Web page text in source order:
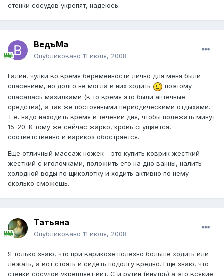
стенки сосудов укрепят, надеюсь.
ВедъМа
Опубликовано 11 июля, 2008
Галин, чулки во время беременности лично для меня были
спасением, но долго не могла в них ходить
поэтому
спасалась мазилками (в то время это были аптечные
средства), а так же постоянными периодическими отдыхами.
Т.е. надо находить время в течении дня, чтобы полежать минут
15-20. К тому же сейчас жарко, кровь сгущается,
соответственно и варикоз обостряется.
Еще отличный массаж ножек - это купить коврик жесткий-
жесткий с иголочками, положить его на дно ванны, налить
холодной воды по щиколотку и ходить активно по нему
сколько сможешь.
Татьяна
Опубликовано 11 июля, 2008
Я только знаю, что при варикозе полезно больше ходить или
лежать, а вот стоять и сидеть подолгу вредно. Еще знаю, что
стенки сосудов укрепляет вит. С и рутин (внутрь) а это всякие